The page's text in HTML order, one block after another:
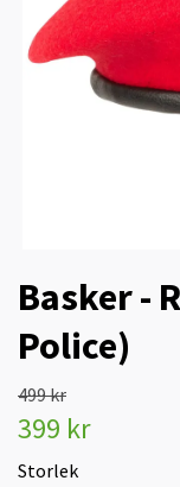
Basker -
Police)
499 kr
399 kr
Storlek